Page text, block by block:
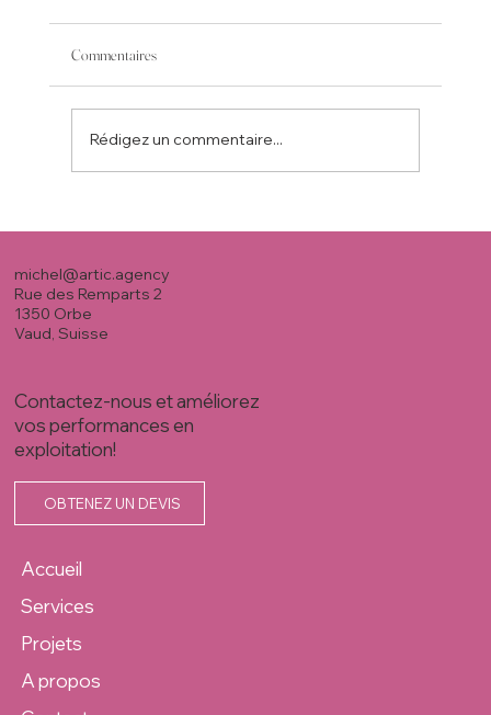
S02:E05 - Réflexion personnelle #5
Commentaires
Rédigez un commentaire...
michel@artic.agency
Rue des Remparts 2
1350 Orbe
Vaud, Suisse
Contactez-nous et améliorez
vos performances en
exploitation!
OBTENEZ UN DEVIS
Accueil
Services
Projets
A propos